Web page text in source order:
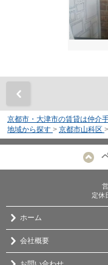
京都市・大津市の賃貸は仲介
地域から探す > 京都市山科区 >
定休
ホーム
会社概要